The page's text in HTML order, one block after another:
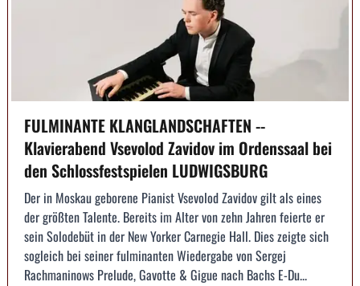
FULMINANTE KLANGLANDSCHAFTEN --
Klavierabend Vsevolod Zavidov im Ordenssaal bei
den Schlossfestspielen LUDWIGSBURG
Der in Moskau geborene Pianist Vsevolod Zavidov gilt als eines
der größten Talente. Bereits im Alter von zehn Jahren feierte er
sein Solodebüt in der New Yorker Carnegie Hall. Dies zeigte sich
sogleich bei seiner fulminanten Wiedergabe von Sergej
Rachmaninows Prelude, Gavotte & Gigue nach Bachs E-Du...